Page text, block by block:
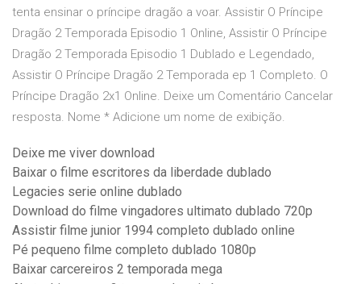
tenta ensinar o príncipe dragão a voar. Assistir O Príncipe
Dragão 2 Temporada Episodio 1 Online, Assistir O Príncipe
Dragão 2 Temporada Episodio 1 Dublado e Legendado,
Assistir O Príncipe Dragão 2 Temporada ep 1 Completo. O
Príncipe Dragão 2x1 Online. Deixe um Comentário Cancelar
resposta. Nome * Adicione um nome de exibição.
Deixe me viver download
Baixar o filme escritores da liberdade dublado
Legacies serie online dublado
Download do filme vingadores ultimato dublado 720p
Assistir filme junior 1994 completo dublado online
Pé pequeno filme completo dublado 1080p
Baixar carcereiros 2 temporada mega